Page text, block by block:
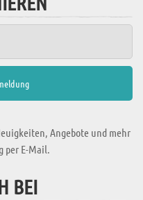
Angebote und mehr
per E-Mail.
BEI